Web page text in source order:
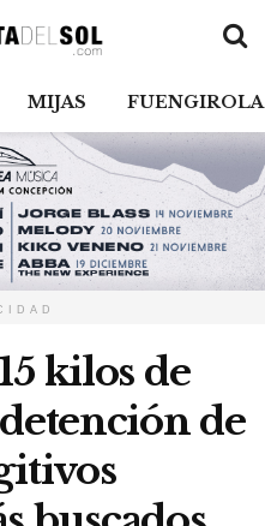
MIJAS FUENGIROLA
kilos de
de